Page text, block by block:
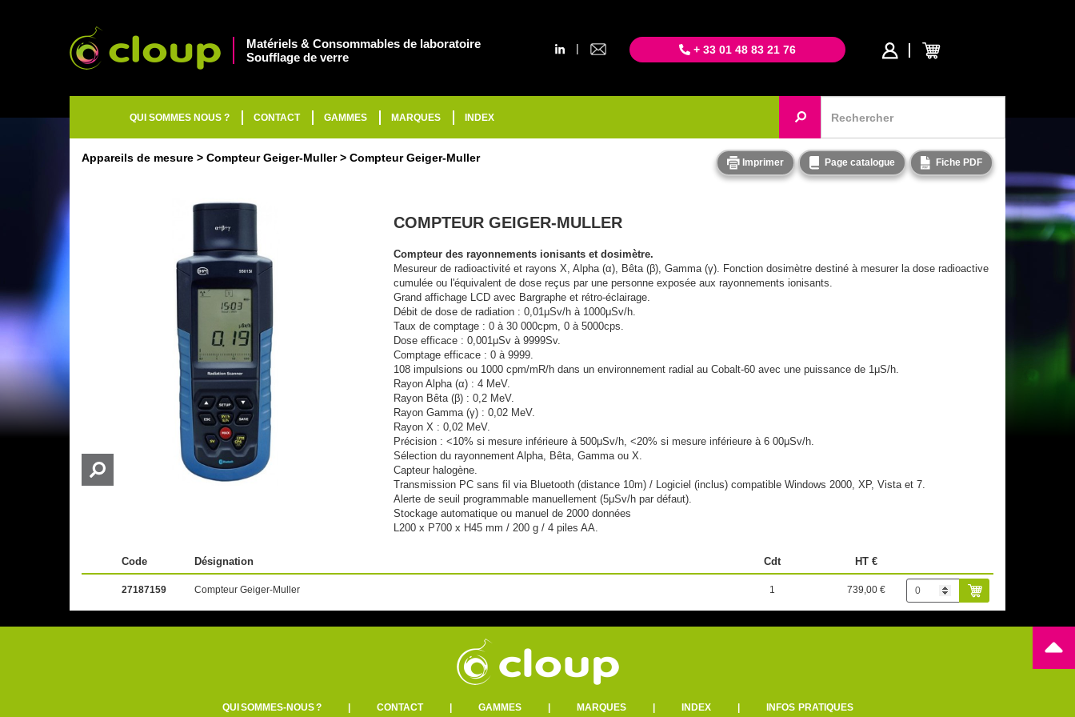
Matériels & Consommables de laboratoire
Soufflage de verre
| + 33 01 48 83 21 76
QUI SOMMES NOUS ? CONTACT GAMMES MARQUES INDEX
Appareils de mesure Compteur Geiger-Muller Compteur Geiger-Muller Imprimer Page catalogue Fiche PDF
COMPTEUR GEIGER-MULLER
Compteur des rayonnements ionisants et dosimètre.
Mesureur de radioactivité et rayons X, Alpha (α), Bêta (β), Gamma (γ). Fonction dosimètre destiné à mesurer la dose radioactive
cumulée ou l'équivalent de dose reçus par une personne exposée aux rayonnements ionisants.
Grand affichage LCD avec Bargraphe et rétro-éclairage.
Débit de dose de radiation : 0,01μSv/h à 1000μSv/h.
Taux de comptage : 0 à 30 000cpm, 0 à 5000cps.
Dose efficace : 0,001μSv à 9999Sv.
Comptage efficace : 0 à 9999.
108 impulsions ou 1000 cpm/mR/h dans un environnement radial au Cobalt-60 avec une puissance de 1μS/h.
Rayon Alpha (α) : 4 MeV.
Rayon Bêta (β) : 0,2 MeV.
Rayon Gamma (γ) : 0,02 MeV.
Rayon X : 0,02 MeV.
Précision : <10% si mesure inférieure à 500μSv/h, <20% si mesure inférieure à 6 00μSv/h.
Sélection du rayonnement Alpha, Bêta, Gamma ou X.
Capteur halogène.
Transmission PC sans fil via Bluetooth (distance 10m) / Logiciel (inclus) compatible Windows 2000, XP, Vista et 7.
Alerte de seuil programmable manuellement (5μSv/h par défaut).
Stockage automatique ou manuel de 2000 données
L200 x P700 x H45 mm / 200 g / 4 piles AA.
Code Désignation Cdt HT €
27187159 Compteur Geiger-Muller 1 739,00 €
QUI SOMMES-NOUS ?| CONTACT| GAMMES| MARQUES| INDEX| INFOS PRATIQUES